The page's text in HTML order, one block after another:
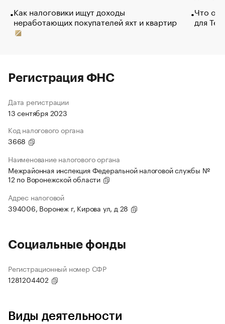
Как налоговики ищут доходы
неработающих покупателей яхт и квартир
Что
для
Регистрация ФНС
Дата регистрации
13 сентября 2023
Код налогового органа
3668
Наименование налогового органа
Межрайонная инспекция Федеральной налоговой службы №
12 по Воронежской области
Адрес налоговой
394006, Воронеж г, Кирова ул, д 28
Социальные фонды
Регистрационный номер СФР
1281204402
Виды деятельности